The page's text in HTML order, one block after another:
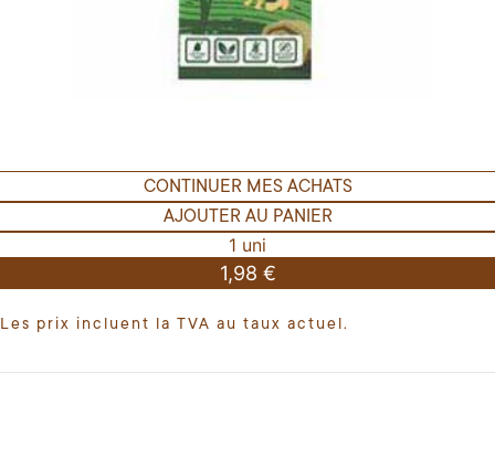
CONTINUER MES ACHATS
AJOUTER AU PANIER
1 uni
1,98 €
Les prix incluent la TVA au taux actuel.